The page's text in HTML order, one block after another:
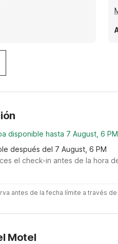
el agua
refrigerador 💗 La
!
disponible hasta 7 August, 6 PM
después del 7 August, 6 PM
el check-in antes de la hora
antes de la fecha límite a través
Motel